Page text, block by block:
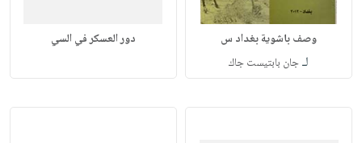
وصف باشوية بغداد س
لـجان بابتيست جاك
دور العسكر في السي